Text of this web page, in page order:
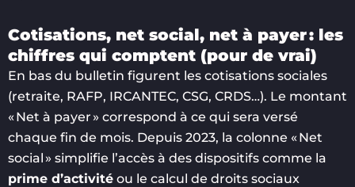
Cotisations, net social, net à payer : les
chiffres qui comptent (pour de vrai)
En bas du bulletin figurent les cotisations sociales
(retraite, RAFP, IRCANTEC, CSG, CRDS…). Le montant
« Net à payer » correspond à ce qui sera versé
chaque fin de mois. Depuis 2023, la colonne « Net
social » simplifie l’accès à des dispositifs comme la
prime d’activité ou le calcul de droits sociaux